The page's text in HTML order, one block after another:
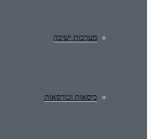
מערכות ישיבה
כיסאות וכורסאות